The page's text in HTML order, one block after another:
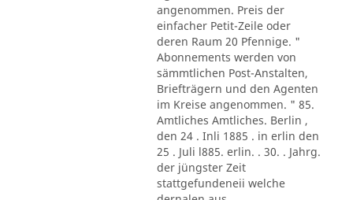
angenommen. Preis der
einfacher Petit-Zeile oder
deren Raum 20 Pfennige. "
Abonnements werden von
sämmtlichen Post-Anstalten,
Briefträgern und den Agenten
im Kreise angenommen. " 85.
Amtliches Amtliches. Berlin ,
den 24 . Inli 1885 . in erlin den
25 . Juli l885. erlin. . 30. . Jahrg.
der jüngster Zeit
stattgefundeneii welche